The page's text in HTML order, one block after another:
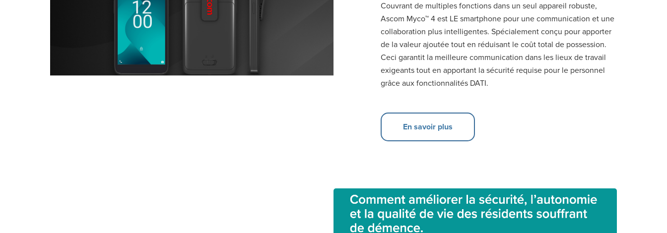
Couvrant de multiples fonctions dans un seul appareil robuste,
Ascom Myco™ 4 est LE smartphone pour une communication et une
collaboration plus intelligentes. Spécialement conçu pour apporter
de la valeur ajoutée tout en réduisant le coût total de possession.
Ceci garantit la meilleure communication dans les lieux de travail
exigeants tout en apportant la sécurité requise pour le personnel
grâce aux fonctionnalités DATI.
En savoir plus